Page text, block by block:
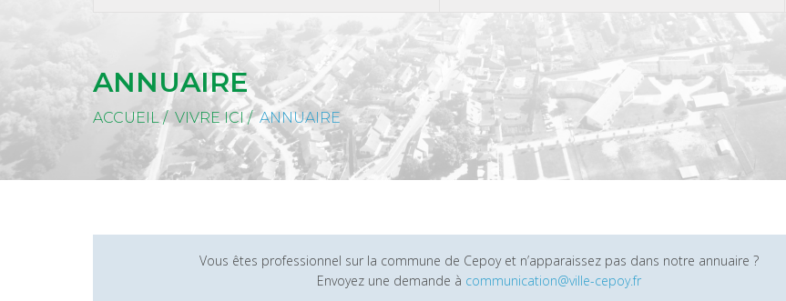
ANNUAIRE
ACCUEIL/ VIVRE ICI /ANNUAIRE
Vous êtes professionnel sur la commune de Cepoy et n’apparaissez pas dans notre annuaire ?
Envoyez une demande à communication@ville-cepoy.fr